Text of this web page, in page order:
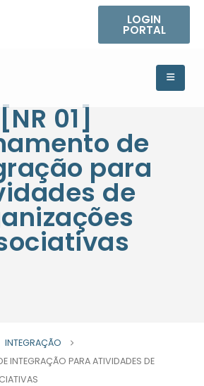
LOGIN
PORTAL
[NR 01]
de
para
de
INTEGRAÇÃO
INTEGRAÇÃO PARA ATIVIDADES DE